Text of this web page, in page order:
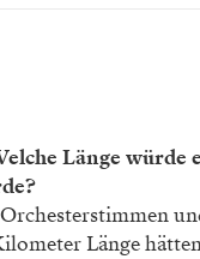
Länge würde
Länge